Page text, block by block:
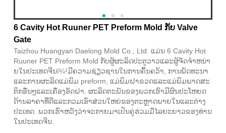
6 Cavity Hot Ruuner PET Preform Mold ກັບ Valve
Gate
Taizhou Huangyan Daelong Mold Co., Ltd. ແມ່ນ 6 Cavity Hot
Ruuner PET Preform Mold ກັບຜູ້ຜະລິດປະຕູວາວແລະຜູ້ຈັດຈໍາຫນ່າ
ຍໃນປະເທດຈີນï¼¹ມີຄວາມຊ່ຽວຊານໃນການຄົ້ນຄວ້າ, ການພັດທະນາ
ແລະການຜະລິດແມ່ພິມ preform, ແມ່ພິມຝາຂວດແລະແມ່ພິມພາດສະ
ຕິກອື່ນໆແລະເຄື່ອງອັດຝາ. ຜະລິດຕະພັນຂອງພວກເຮົາມີຜົນປະໂຫຍດ
ດ້ານລາຄາທີ່ດີແລະກວມເອົາສ່ວນໃຫຍ່ຂອງຕະຫຼາດພາຍໃນແລະຕ່າງ
ປະເທດ. ພວກເຮົາຫວັງວ່າຈະກາຍມາເປັນຄູ່ຮ່ວມມືໄລຍະຍາວຂອງທ່ານ
ໃນປະເທດຈີນ.